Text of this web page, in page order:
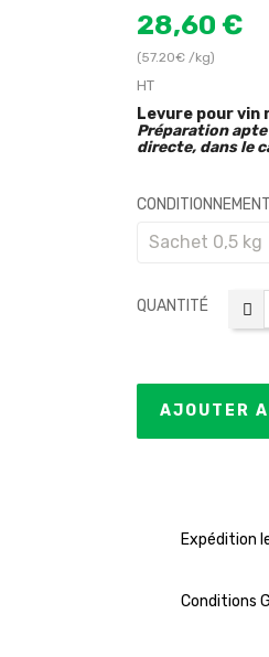
28,60 €
(57.20€ /kg)
HT
Levure pour vin
Préparation
directe, dans le
CONDITIONNEMENT
QUANTITÉ
AJOUTER
Expédition
Conditions